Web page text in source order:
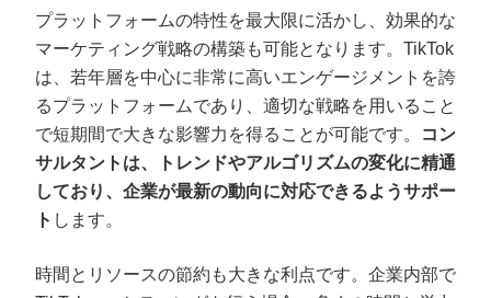
プラットフォームの特性を最大限に活かし、効果的な
マーケティング戦略の構築も可能となります。TikTok
は、若年層を中心に非常に高いエンゲージメントを誇
るプラットフォームであり、適切な戦略を用いること
で短期間で大きな影響力を得ることが可能です。
コン
サルタントは、トレンドやアルゴリズムの変化に精通
しており、企業が最新の動向に対応できるようサポー
ト します。
時間とリソースの節約も大きな利点です。企業内部で